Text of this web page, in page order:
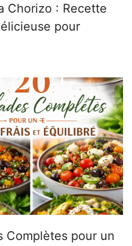
Chorizo : Recette
pour
Complètes pour un